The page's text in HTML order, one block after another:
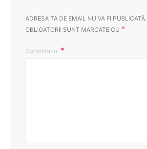
ADRESA TA DE EMAIL NU VA FI PUBLICATĂ.
OBLIGATORII SUNT MARCATE CU *
Comentariu